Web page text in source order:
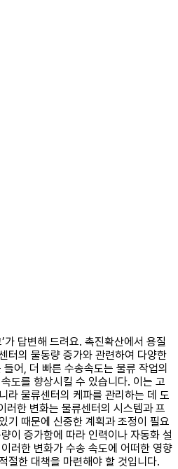
가 답변해 드려요. 촉진확산에서 용질
터의 물동량 증가와 관련하여 다양한
어, 더 빠른 수송속도는 물류 작업의
도를 향상시킬 수 있습니다. 이는 고
라 물류센터의 케파를 관리하는 데 도
러한 변화는 물류센터의 시스템과 프
기 때문에 신중한 계획과 조정이 필요
이 증가함에 따라 인력이나 자동화 설
러한 변화가 수송 속도에 어떠한 영향
절한 대책을 마련해야 할 것입니다.